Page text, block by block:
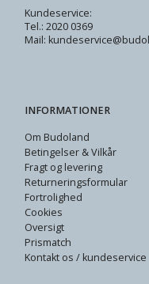
Kundeservice:
Tel.: 2020 0369
Mail:
INFORMATIONER
Om Budoland
Betingelser & Vilkår
Fragt og levering
Returneringsformular
Fortrolighed
Cookies
Oversigt
Prismatch
Kontakt os / kundeservice